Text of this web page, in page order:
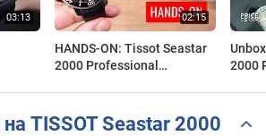
HANDS-ON: Tissot Seastar
2000 Professional
2000
TISSOT Seastar 2000